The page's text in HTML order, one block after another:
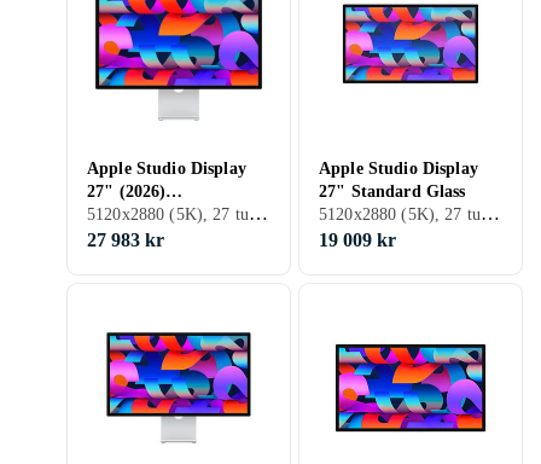
Apple Studio Display
27" (2026)
Nanotexturglas – Stativ
som kan lutas och
5120x2880 (5K), 27 tum, LED LCD, 60 Hz
27 983 kr
Apple Studio Display
27" Standard Glass
5120x2880 (5K), 27 tum, LCD, 60 Hz
19 009 kr